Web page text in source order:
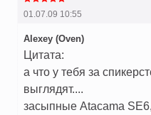
01.07.09 10:55
Alexey (Oven)
Цитата:
а что у тебя за
выглядят....
засыпные Atacama